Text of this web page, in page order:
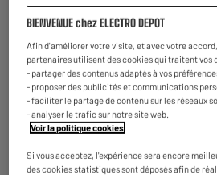
★★★★★
★★★★★
Comparer
8.0
399€
Payer en
BIENVENUE chez ELECTRO DEPOT
Afin d'améliorer votre visite, et avec votre accord,
partenaires utilisent des cookies qui traitent vos
- partager des contenus adaptés à vos
- proposer des publicités et communications
- faciliter le partage de contenu sur les réseaux
- analyser le trafic sur notre site web.
Voir la politique cookies
Si vous acceptez, l'expérience sera encore
des cookies statistiques sont déposés afin de